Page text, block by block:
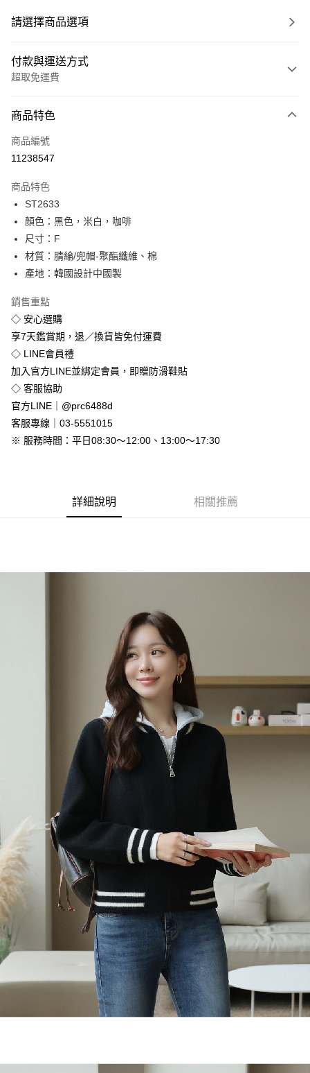
請選擇商品選項
付款與運送方式
超取免運費
信用卡一次付款
超商取貨付款
Apple Pay
街口支付
悠遊付
Google Pay
全盈+PAY
運送方式
全家付款取貨
免運費
付款後全家取貨
免運費
7-11付款取貨
【宇迅國際】限一般住址，不支援智能櫃
商品特色
商品編號
11238547
商品特色
ST2633
顏色：黑色，米白，咖啡
尺寸：F
材質：腈綸/兜帽-聚酯纖維、棉
產地：韓國設計中國製
銷售重點
◇ 安心選購
享7天鑑賞期，退／換貨皆免付運費
◇ LINE會員禮
加入官方LINE並綁定會員，即贈防滑鞋貼
◇ 客服協助
官方LINE｜@prc6488d
客服專線｜03-5551015
※ 服務時間：平日08:30～12:00、13:00～17:30
詳細說明 相關推薦